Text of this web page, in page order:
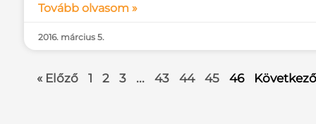
Tovább olvasom »
2016. március 5.
« Előző 1 2 3 ... 43 44 45 46